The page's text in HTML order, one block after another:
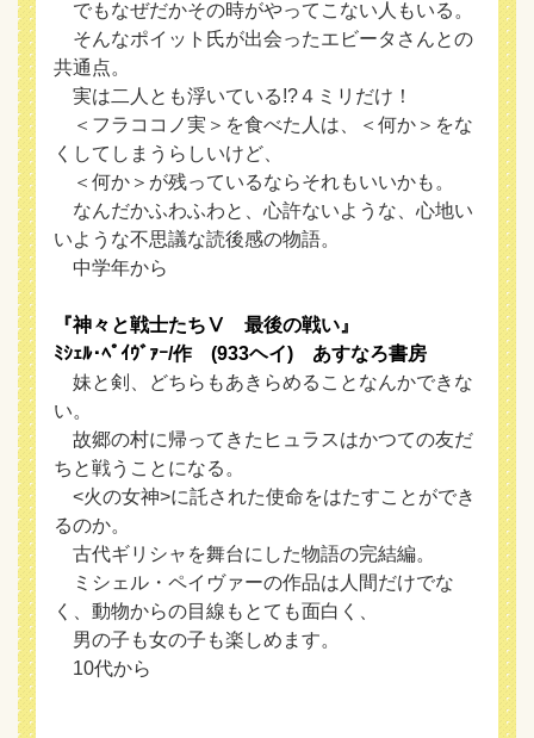
でもなぜだかその時がやってこない人もいる。
そんなポイット氏が出会ったエビータさんとの
共通点。
実は二人とも浮いている!?４ミリだけ！
＜フラココノ実＞を食べた人は、＜何か＞をな
くしてしまうらしいけど、
＜何か＞が残っているならそれもいいかも。
なんだかふわふわと、心許ないような、心地い
いような不思議な読後感の物語。
中学年から
『神々と戦士たちⅤ 最後の戦い』
ﾐｼｪﾙ･ﾍﾟｲｳﾞｧｰ/作 (933ヘイ) あすなろ書房
妹と剣、どちらもあきらめることなんかできな
い。
故郷の村に帰ってきたヒュラスはかつての友だ
ちと戦うことになる。
<火の女神>に託された使命をはたすことができ
るのか。
古代ギリシャを舞台にした物語の完結編。
ミシェル・ペイヴァーの作品は人間だけでな
く、動物からの目線もとても面白く、
男の子も女の子も楽しめます。
10代から